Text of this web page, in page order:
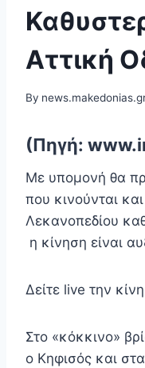
Αττική
By
(Πηγή:
Με υπομονή θα
που κινούνται
Λεκανοπεδίου
η κίνηση είναι
Δείτε live την
Στο «κόκκινο»
ο Κηφισός και